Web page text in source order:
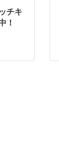
チキ
！